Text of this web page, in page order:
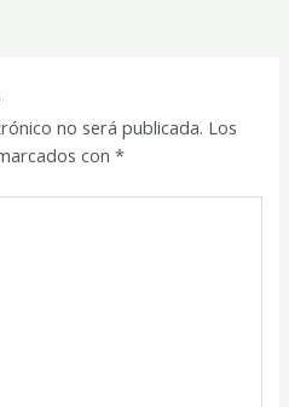
no será publicada. Los
con*